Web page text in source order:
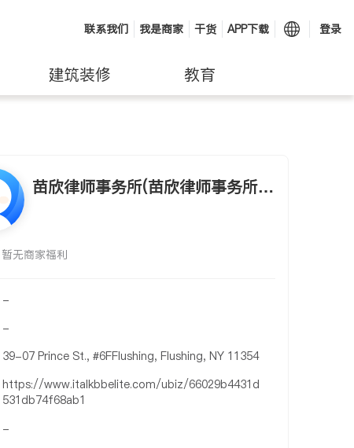
联系我们 我是商家 干货 APP下载 登录
建筑装修 教育
苗欣律师事务所(苗欣律师事务所
暂无商家福利
-
-
39-07 Prince St., #6FFlushing, Flushing, NY 11354
https://www.italkbbelite.com/ubiz/66029b4431d
531db74f68ab1
-